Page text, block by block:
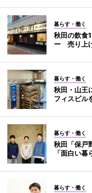
暮らす・働く
秋田の飲食
ー 売り上
暮らす・働く
秋田・山王
フィスビル
暮らす・働く
秋田「保戸
「面白い暮
暮らす・働く